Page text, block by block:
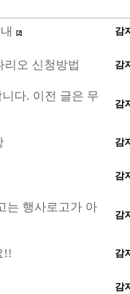
[2] 감
리오 신청방법 감
다. 이전 글은 무
감
감
감
는 행사로고가 아
감
!! 감
감